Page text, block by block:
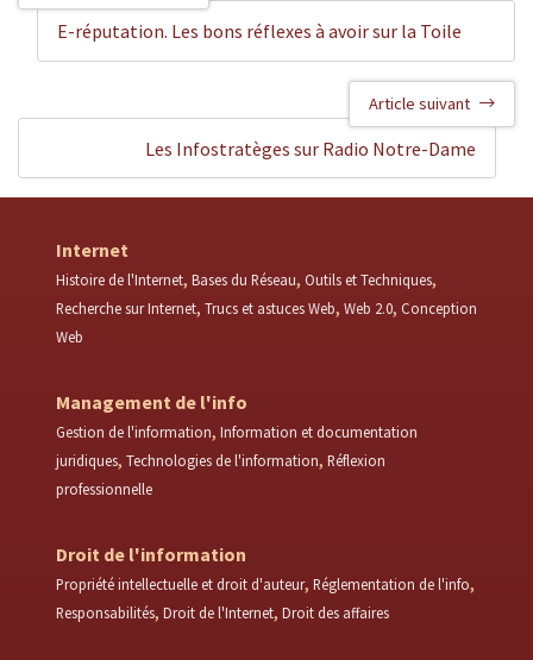
E-réputation. Les bons réflexes à avoir sur la Toile
Article suivant
Les Infostratèges sur Radio Notre-Dame
Internet
Histoire de l'Internet Bases du Réseau Outils et Techniques
Recherche sur Internet Trucs et astuces Web Web 2.0 Conception
Web
Management de l'info
Gestion de l'information Information et documentation
juridiques Technologies de l'information Réflexion
professionnelle
Droit de l'information
Propriété intellectuelle et droit d'auteur Réglementation de l'info
Responsabilités Droit de l'Internet Droit des affaires